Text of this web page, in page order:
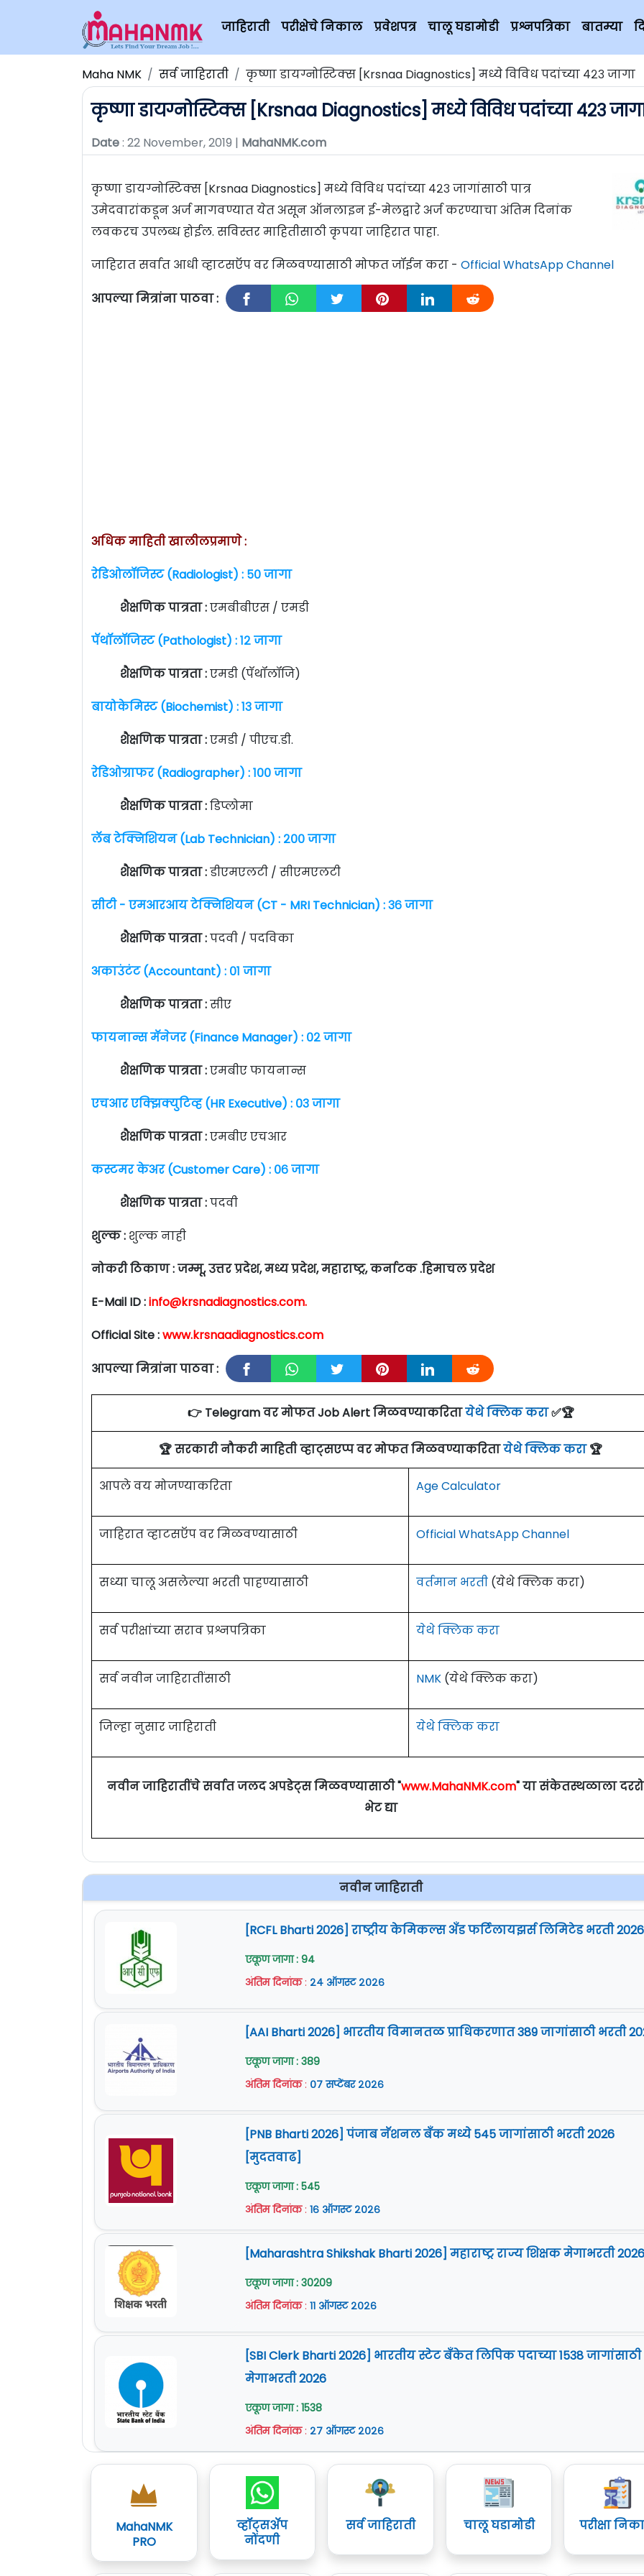
जाहिराती परीक्षेचे निकाल प्रवेशपत्र चालू घडामोडी प्रश्नपत्रिका बातम्या
Maha NMK सर्व जाहिराती कृष्णा डायग्नोस्टिक्स [Krsnaa Diagnostics] मध्ये विविध पदांच्या ४२३ जागा
कृष्णा डायग्नोस्टिक्स [Krsnaa Diagnostics] मध्ये विविध पदांच्या ४२३
Date: 22 November, 2019 | MahaNMK.com
कृष्णा डायग्नोस्टिक्स [Krsnaa Diagnostics] मध्ये विविध पदांच्या ४२३ जागांसाठी पात्र
उमेदवारांकडून अर्ज मागवण्यात येत असून ऑनलाइन ई-मेलद्वारे अर्ज करण्याचा अंतिम दिनांक
लवकरच उपलब्ध होईल. सविस्तर माहितीसाठी कृपया जाहिरात पाहा.
जाहिरात सर्वात आधी व्हाटसऍप वर मिळवण्यासाठी मोफत जॉईन करा - Official WhatsApp Channel
आपल्या मित्रांना पाठवा :
अधिक माहिती खालीलप्रमाणे :
रेडिओलॉजिस्ट (Radiologist) : ५० जागा
शैक्षणिक पात्रता :एमबीबीएस / एमडी
पॅथॉलॉजिस्ट (Pathologist) : १२ जागा
शैक्षणिक पात्रता :एमडी (पॅथॉलॉजि)
बायोकेमिस्ट (Biochemist) : १३ जागा
शैक्षणिक पात्रता :एमडी / पीएच.डी.
रेडिओग्राफर (Radiographer) : १०० जागा
शैक्षणिक पात्रता :डिप्लोमा
लॅब टेक्निशियन (Lab Technician) : २०० जागा
शैक्षणिक पात्रता :डीएमएलटी / सीएमएलटी
सीटी - एमआरआय टेक्निशियन (CT - MRI Technician) : ३६ जागा
शैक्षणिक पात्रता :पदवी / पदविका
अकाउंटंट (Accountant) : ०१ जागा
शैक्षणिक पात्रता :सीए
फायनान्स मॅनेजर (Finance Manager) : ०२ जागा
शैक्षणिक पात्रता :एमबीए फायनान्स
एचआर एक्झिक्युटिव्ह (HR Executive) : ०३ जागा
शैक्षणिक पात्रता :एमबीए एचआर
कस्टमर केअर (Customer Care) : ०६ जागा
शैक्षणिक पात्रता :पदवी
शुल्क : शुल्क नाही
नोकरी ठिकाण : जम्मू, उत्तर प्रदेश, मध्य प्रदेश, महाराष्ट्र, कर्नाटक .हिमाचल प्रदेश
E-Mail ID :info@krsnadiagnostics.com.
Official Site :www.krsnaadiagnostics.com
आपल्या मित्रांना पाठवा :
👉 Telegram वर मोफत Job Alert मिळवण्याकरितायेथे क्लिक करा✅🏆
🏆 सरकारी नौकरी माहिती व्हाट्सएप्प वर मोफत मिळवण्याकरितायेथे क्लिक करा🏆
आपले वय मोजण्याकरिता Age Calculator
जाहिरात व्हाटसऍप वर मिळवण्यासाठी Official WhatsApp Channel
सध्या चालू असलेल्या भरती पाहण्यासाठी वर्तमान भरती (येथे क्लिक करा)
सर्व परीक्षांच्या सराव प्रश्नपत्रिका येथे क्लिक करा
सर्व नवीन जाहिरातींसाठी NMK (येथे क्लिक करा)
जिल्हा नुसार जाहिराती येथे क्लिक करा
नवीन जाहिरातींचे सर्वात जलद अपडेट्स मिळवण्यासाठी "www.MahaNMK.com" या संकेतस्थळाला
भेट द्या
नवीन जाहिराती
[RCFL Bharti 2026] राष्ट्रीय केमिकल्स अँड फर्टिलायझर्स लिमिटेड भरती 2026
एकूण जागा : 94
अंतिम दिनांक: २४ ऑगस्ट २०२६
[AAI Bharti 2026] भारतीय विमानतळ प्राधिकरणात 389 जागांसाठी भरती
एकूण जागा : 389
अंतिम दिनांक: ०७ सप्टेंबर २०२६
[PNB Bharti 2026] पंजाब नॅशनल बँक मध्ये 545 जागांसाठी भरती 2026
[मुदतवाढ]
एकूण जागा : 545
अंतिम दिनांक: १६ ऑगस्ट २०२६
[Maharashtra Shikshak Bharti 2026] महाराष्ट्र राज्य शिक्षक मेगाभरती 2026
एकूण जागा : 30209
अंतिम दिनांक: ११ ऑगस्ट २०२६
[SBI Clerk Bharti 2026] भारतीय स्टेट बँकेत लिपिक पदाच्या 1538 जागांसाठी
मेगाभरती 2026
एकूण जागा : 1538
अंतिम दिनांक: २७ ऑगस्ट २०२६
MahaNMK
PRO
व्हॉट्सॲप
नोंदणी
सर्व जाहिराती चालू घडामोडी परीक्षा